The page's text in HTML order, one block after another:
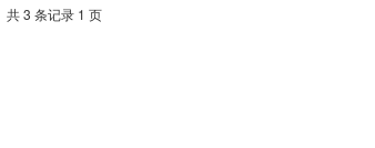
共 3 条记录 1 页